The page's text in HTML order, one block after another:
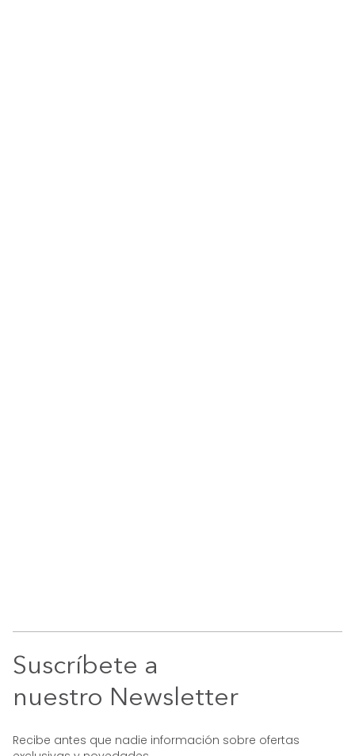
Suscríbete a
nuestro Newsletter
Recibe antes que nadie información sobre ofertas